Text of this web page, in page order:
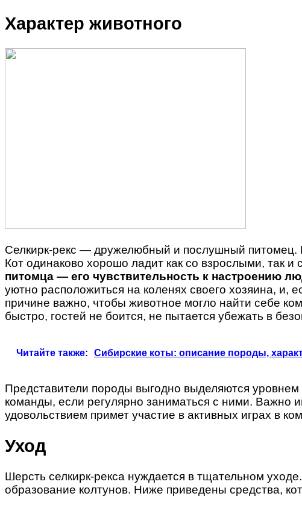
Характер животного
Селкирк-рекс — дружелюбный и послушный
Кот одинаково хорошо ладит как со взрослыми, так
питомца — его чувствительность к настроению
уютно расположиться на коленях своего хозяина, и,
причине важно, чтобы животное могло найти себе
быстро, гостей не боится, не пытается убежать в
Читайте также: Сибирские коты: описание породы,
Представители породы выгодно выделяются
команды, если регулярно заниматься с ними. Важно
удовольствием примет участие в активных играх в
Уход
Шерсть селкирк-рекса нуждается в тщательном
образование колтунов. Ниже приведены средства,